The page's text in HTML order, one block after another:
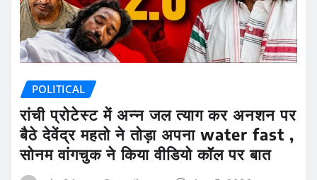
POLITICAL
रांची प्रोटेस्ट में अन्न जल त्याग कर अनशन पर
बैठे देवेंद्र महतो ने तोड़ा अपना water fast ,
सोनम वांगचुक ने किया वीडियो कॉल पर बात